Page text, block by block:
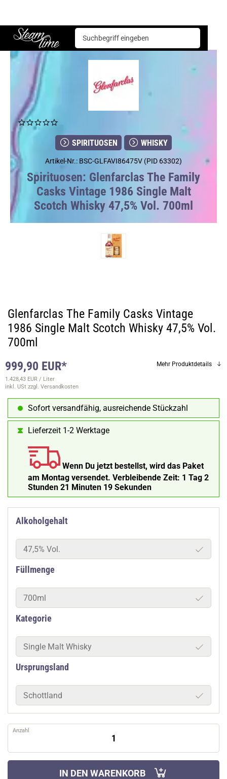
Steam time
Spirituosen Whisky Glenfarclas The Family Casks Vintage 1986 Single Malt Scotch Whisky 47,5% Vol. 700ml
SPIRITUOSEN WHISKY
Artikel-Nr.: BSC-GLFAVI86475V (PID 63302)
Spirituosen: Glenfarclas The Family
Casks Vintage 1986 Single Malt
Scotch Whisky 47,5% Vol. 700ml
Glenfarclas The Family Casks Vintage
1986 Single Malt Scotch Whisky 47,5% Vol.
700ml
999,90 EUR*
1.428,43 EUR / Liter
inkl. USt zzgl. Versandkosten
Mehr Produktdetails
Sofort versandfähig, ausreichende Stückzahl
Lieferzeit 1-2 Werktage
Wenn Du jetzt bestellst, wird das Paket
am Montag versendet. Verbleibende Zeit: 1 Tag 2
Stunden 21 Minuten 19 Sekunden
Alkoholgehalt
47,5% Vol.
Füllmenge
700ml
Kategorie
Single Malt Whisky
Ursprungsland
Schottland
Anzahl
IN DEN WARENKORB